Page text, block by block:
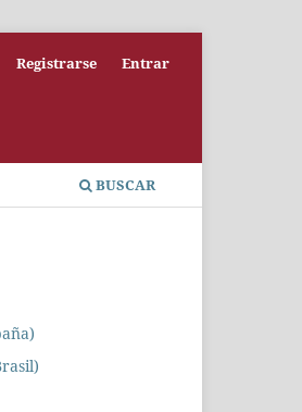
BUSCAR
Registrarse Entrar